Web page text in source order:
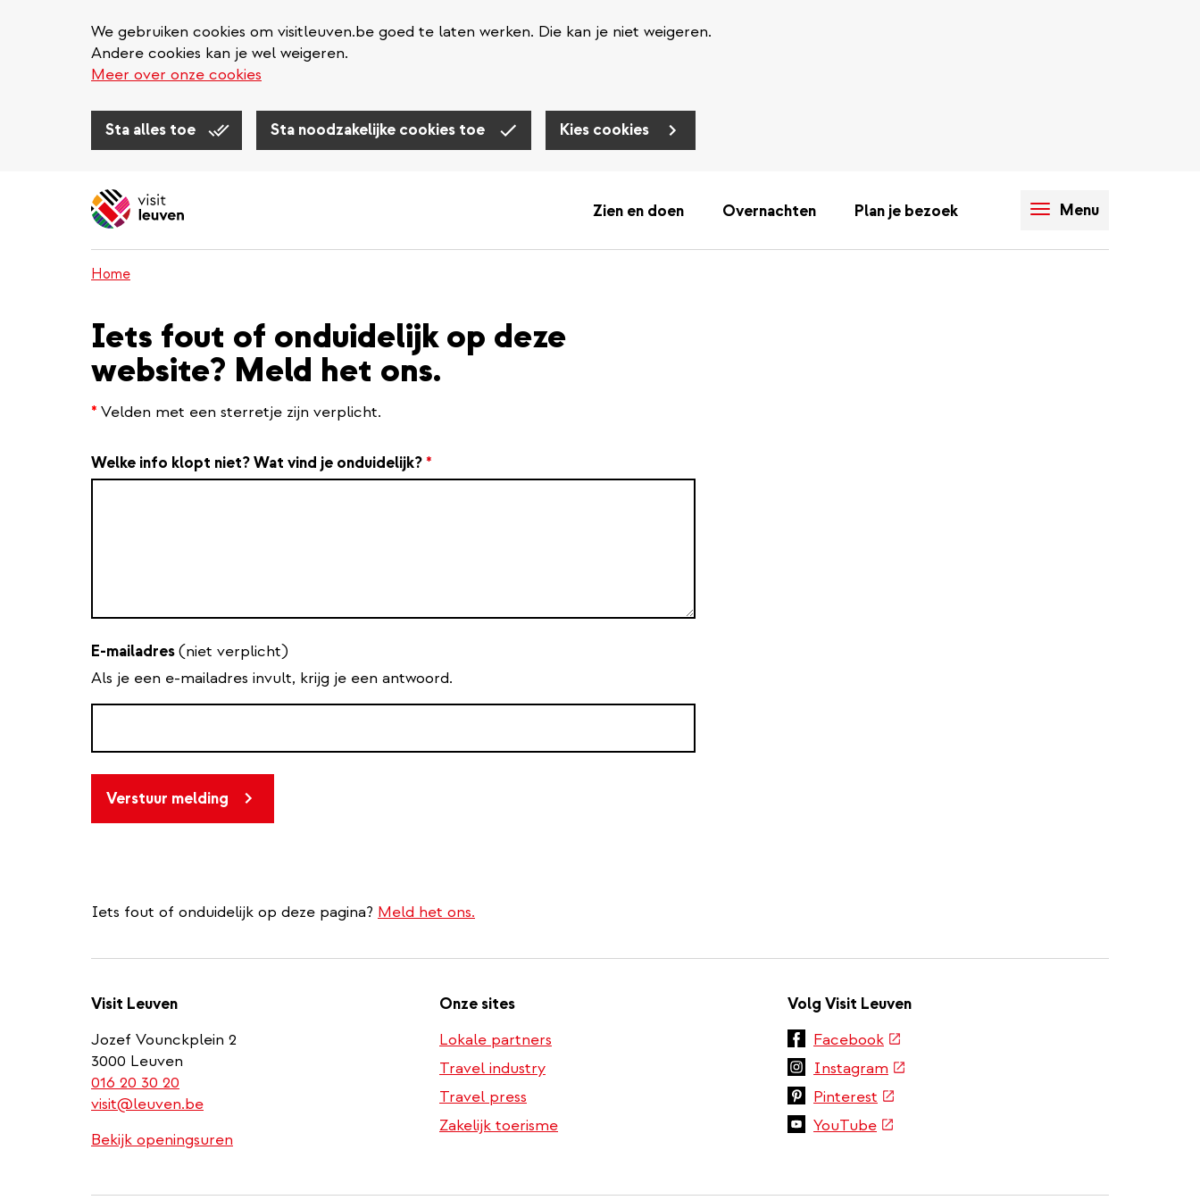
We gebruiken cookies om visitleuven.be goed te laten werken. Die kan je niet weigeren.
Andere cookies kan je wel weigeren.
Meer over onze cookies
Sta alles toe Sta noodzakelijke cookies toe Kies cookies
Zien en doen Overnachten Plan je bezoek Menu
Home
Iets fout of onduidelijk op deze
website? Meld het ons.
* Velden met een sterretje zijn verplicht.
Welke info klopt niet? Wat vind je onduidelijk? *
E-mailadres(niet verplicht)
Als je een e-mailadres invult, krijg je een antwoord.
Verstuur melding
Iets fout of onduidelijk op deze pagina? Meld het ons.
Visit Leuven
Jozef Vounckplein 2
3000 Leuven
016 20 30 20
is
phone
visit@leuven.be
Bekijk openingsuren
Onze sites
Lokale partners
Travel industry
Travel press
Zakelijk toerisme
Volg Visit Leuven
Facebook(externe
link)
Instagram (externe
link)
Pinterest (externe
link)
YouTube(externe